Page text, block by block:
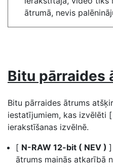
ātrumā, nevis
Bitu pārraides
Bitu pārraides ātrums
iestatījumiem, kas izvēlēti [
ierakstīšanas izvēlnē.
[ N-RAW 12-bit ( NEV ) ]
ātrums mainās atkarībā